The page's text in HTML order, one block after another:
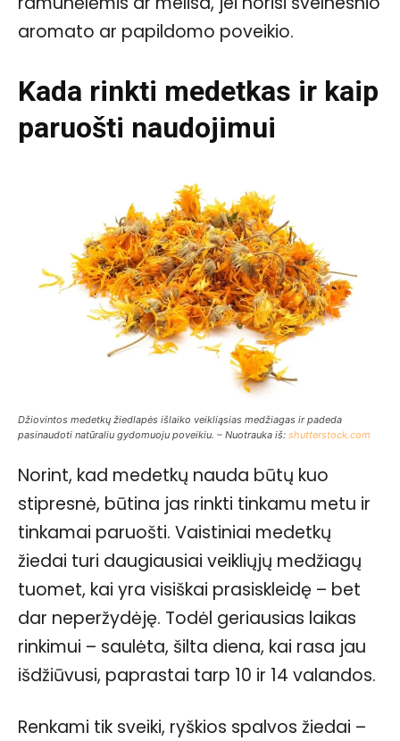
aromato ar papildomo poveikio.
Kada rinkti medetkas ir kaip
paruošti naudojimui
Džiovintos medetkų žiedlapės išlaiko veikliąsias medžiagas ir padeda
pasinaudoti natūraliu gydomuoju poveikiu. – Nuotrauka iš: shutterstock.com
Norint, kad medetkų nauda būtų kuo
stipresnė, būtina jas rinkti tinkamu metu ir
tinkamai paruošti. Vaistiniai medetkų
žiedai turi daugiausiai veikliųjų medžiagų
tuomet, kai yra visiškai prasiskleidę – bet
dar neperžydėję. Todėl geriausias laikas
rinkimui – saulėta, šilta diena, kai rasa jau
išdžiūvusi, paprastai tarp 10 ir 14 valandos.
Renkami tik sveiki, ryškios spalvos žiedai –